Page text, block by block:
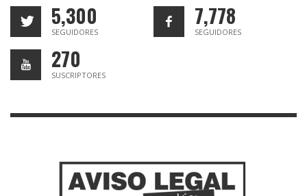
5,300
SEGUIDORES
7,778
SEGUIDORES
270
SUSCRIPTORES